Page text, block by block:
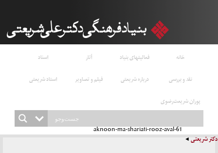
خانه فعالیتهای بنیاد آثار
اسناد
نقد و بررسی
درباره شریعتی فیلم و تصاویر
استاد شریعتی
پوران شریعت‌رضوی
دکتر شریعتی
aknoon-ma-shariati-rooz-aval-61